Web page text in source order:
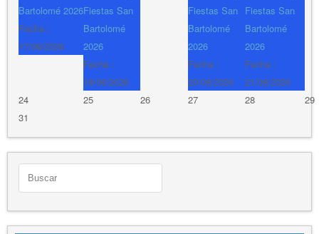
Bartolomé 2026
Fecha :
17/08/2026
Fiestas San
Bartolomé
2026
Fecha :
18/08/2026
Fiestas San
Bartolomé
2026
Fecha :
20/08/2026
Fiestas San
Bartolomé
2026
Fecha :
21/08/2026
24 25 26 27 28
29
31